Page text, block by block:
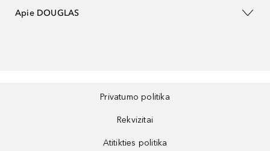
Apie DOUGLAS
Privatumo politika
Rekvizitai
Atitikties politika